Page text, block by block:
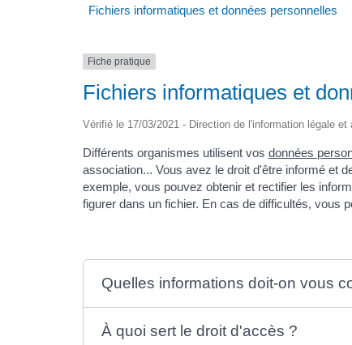
Fichiers informatiques et données personnelles
Fiche pratique
Fichiers informatiques et
Vérifié le 17/03/2021 - Direction de l'information légale
Différents organismes utilisent vos données
association... Vous avez le droit d'être informé et
exemple, vous pouvez obtenir et rectifier les
figurer dans un fichier. En cas de difficultés, vous
Quelles informations doit-on vous
À quoi sert le droit d'accès ?